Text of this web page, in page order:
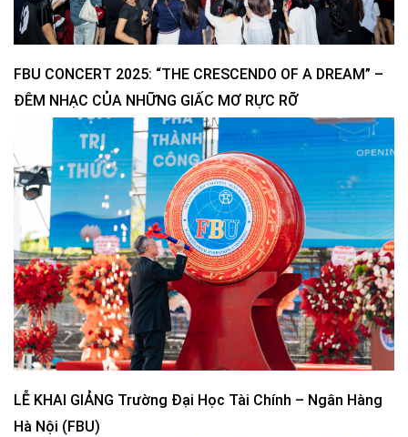
FBU CONCERT 2025: “THE CRESCENDO OF A DREAM” –
ĐÊM NHẠC CỦA NHỮNG GIẤC MƠ RỰC RỠ
LỄ KHAI GIẢNG Trường Đại Học Tài Chính – Ngân Hàng
Hà Nội (FBU)